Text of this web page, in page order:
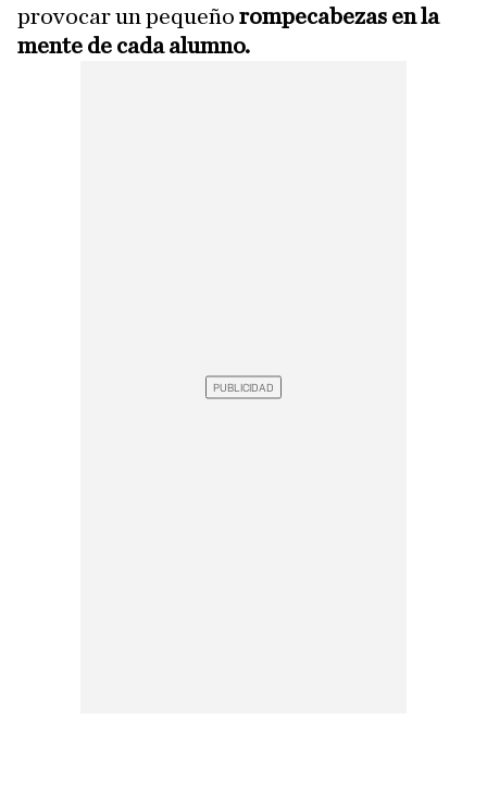
provocar un pequeño rompecabezas en la
mente de cada alumno.